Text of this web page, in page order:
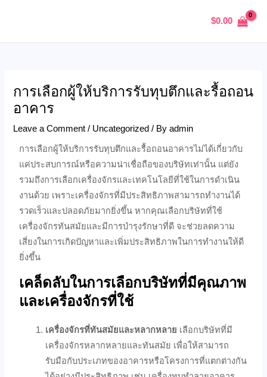
$0.00
การเลือกผู้ให้บริการรับทุบตึกและรื้อถอน
อาคาร
Leave a Comment / Uncategorized / Byadmin
การเลือกผู้ให้บริการรับทุบตึกและรื้อถอนอาคารไม่ได้เกี่ยวกับ
แค่ประสบการณ์หรือความน่าเชื่อถือของบริษัทเท่านั้น แต่ยัง
รวมถึงการเลือกเครื่องจักรและเทคโนโลยีที่ใช้ในการดำเนิน
งานด้วย เพราะเครื่องจักรที่มีประสิทธิภาพสามารถทำงานได้
รวดเร็วและปลอดภัยมากยิ่งขึ้น หากคุณเลือกบริษัทที่ใช้
เครื่องจักรทันสมัยและมีการบำรุงรักษาที่ดี จะช่วยลดความ
เสี่ยงในการเกิดปัญหาและเพิ่มประสิทธิภาพในการทำงานให้ดี
ยิ่งขึ้น
เคล็ดลับในการเลือกบริษัทที่มีคุณภาพ
และเครื่องจักรที่ใช้
เครื่องจักรที่ทันสมัยและหลากหลาย เลือกบริษัทที่มี
เครื่องจักรหลากหลายและทันสมัย เพื่อให้สามารถ
รับมือกับประเภทของอาคารหรือโครงการที่แตกต่างกัน